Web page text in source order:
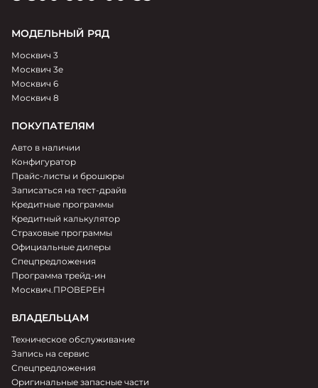
МОДЕЛЬНЫЙ РЯД
Москвич 3
Москвич 3e
Москвич 6
Москвич 8
ПОКУПАТЕЛЯМ
Авто в наличии
Конфигуратор
Прайс-листы и брошюры
Записаться на тест-драйв
Кредитные программы
Кредитный калькулятор
Страховые программы
Официальные дилеры
Спецпредложения
Программа трейд-ин
Москвич.ПРОВЕРЕН
ВЛАДЕЛЬЦАМ
Техническое обслуживание
Запись на сервис
Спецпредложения
Оригинальные запасные части